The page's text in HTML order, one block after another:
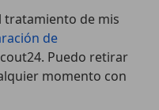
tratamiento de mis
de
Puedo retirar
momento con